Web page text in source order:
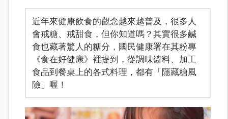
近年來健康飲食的觀念越來越普及，很多人
會戒糖、戒甜食，但你知道嗎？其實很多鹹
食也藏著驚人的糖分，國民健康署在其粉專
《食在好健康》裡提到，從調味醬料、加工
食品到餐桌上的各式料理，都有「隱藏糖風
險」喔！